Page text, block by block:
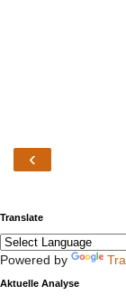
‹
Translate
Powered by
Aktuelle Analyse